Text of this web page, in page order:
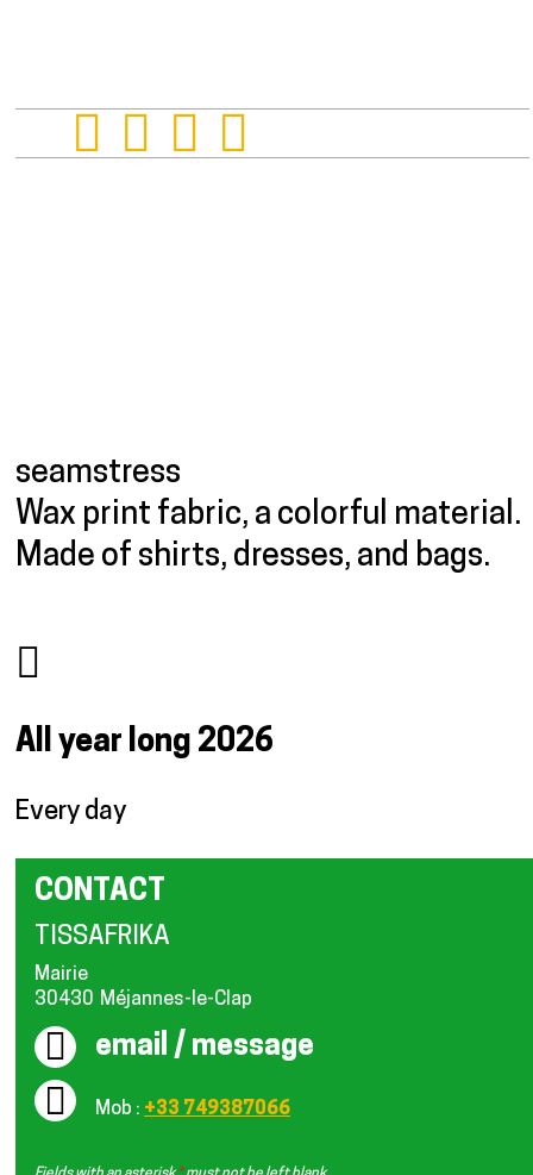
Presentation
seamstress
Wax print fabric, a colorful material.
Made of shirts, dresses, and bags.
All year long 2026
Every day
CONTACT
TISSAFRIKA
Mairie
30430 Méjannes-le-Clap
email / message
Mob : +33 749387066